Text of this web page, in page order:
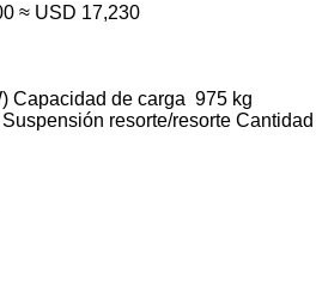
≈ USD 17,230
Capacidad de carga 975 kg
Suspensión resorte/resorte Cantidad